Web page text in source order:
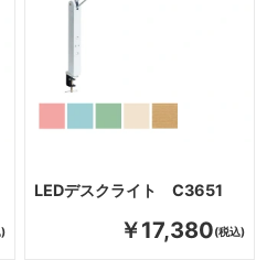
LEDデスクライト C3651
￥17,380